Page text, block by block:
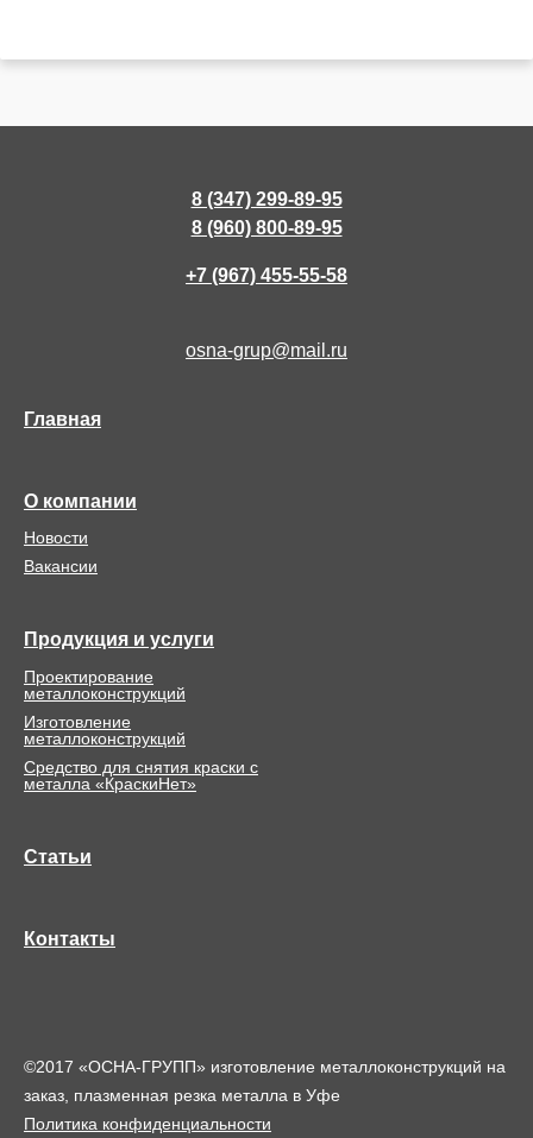
8 (347) 299-89-95
8 (960) 800-89-95
+7 (967) 455-55-58
osna-grup@mail.ru
Главная
О компании
Новости
Вакансии
Продукция и услуги
Проектирование
металлоконструкций
Изготовление
металлоконструкций
Средство для снятия краски с
металла «КраскиНет»
Статьи
Контакты
©2017 «ОСНА-ГРУПП» изготовление металлоконструкций на
заказ, плазменная резка металла в Уфе
Политика конфиденциальности